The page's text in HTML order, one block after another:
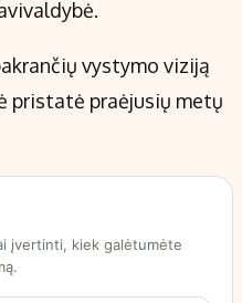
vystymo viziją
pristatė praėjusių metų